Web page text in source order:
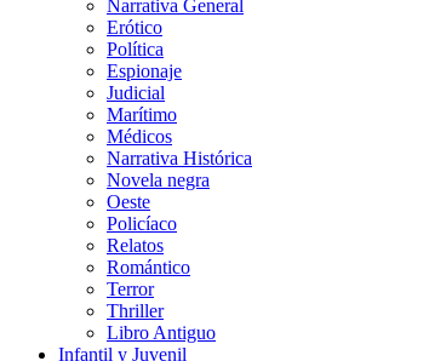
Narrativa General
Erótico
Política
Espionaje
Judicial
Marítimo
Médicos
Narrativa Histórica
Novela negra
Oeste
Policíaco
Relatos
Romántico
Terror
Thriller
Libro Antiguo
Infantil y Juvenil